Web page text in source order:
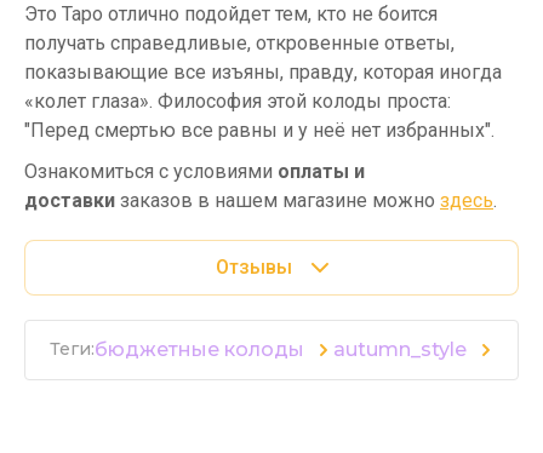
Это Таро отлично подойдет тем, кто не боится
получать справедливые, откровенные ответы,
показывающие все изъяны, правду, которая иногда
«колет глаза». Философия этой колоды проста:
"Перед смертью все равны и у неё нет избранных".
Ознакомиться с условиями оплаты и
доставки заказов в нашем магазине можно здесь
Отзывы
Теги:бюджетные колоды autumn_style